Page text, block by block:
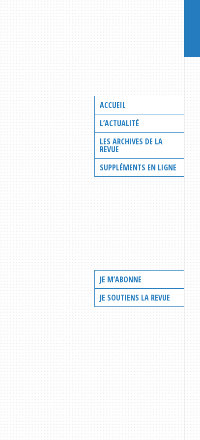
ACCUEIL
L’ACTUALITÉ
LES ARCHIVES DE LA
REVUE
SUPPLÉMENTS EN LIGNE
JE M’ABONNE
JE SOUTIENS LA REVUE